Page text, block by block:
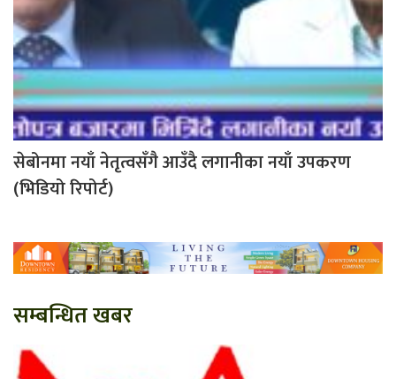
सेबोनमा नयाँ नेतृत्वसँगै आउँदै लगानीका नयाँ उपकरण
(भिडियो रिपोर्ट)
सम्बन्धित खबर